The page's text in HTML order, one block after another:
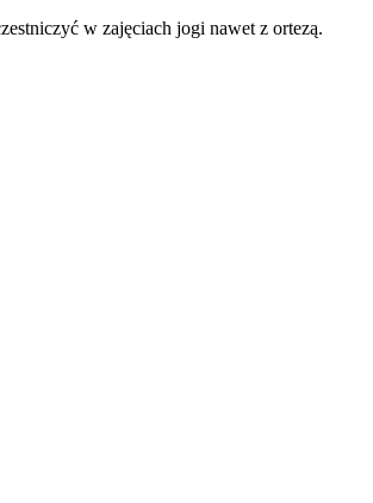
w zajęciach jogi nawet z ortezą.